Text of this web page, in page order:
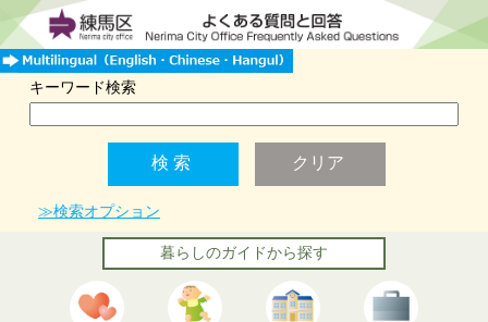
キーワード検索
≫検索オプション
暮らしのガイドから探す